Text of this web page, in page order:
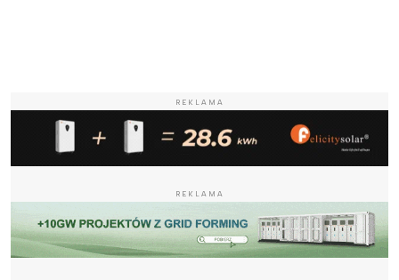
REKLAMA
REKLAMA